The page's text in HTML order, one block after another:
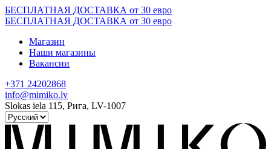
Skip
to
БЕСПЛАТНАЯ ДОСТАВКА от 30 евро
БЕСПЛАТНАЯ ДОСТАВКА от 30 евро
Магазин
Наши магазины
Вакансии
+371 24202868
info@mimiko.lv
Slokas iela 115, Рига, LV-1007